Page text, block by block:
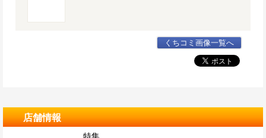
くちコミ画像一覧へ
店舗情報